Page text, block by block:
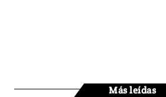
Más leídas